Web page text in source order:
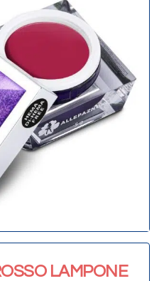
LAMPONE